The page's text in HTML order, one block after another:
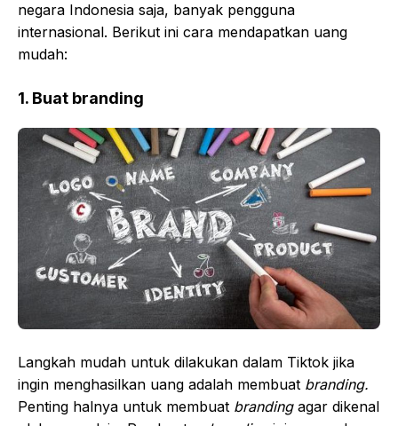
negara Indonesia saja, banyak pengguna
internasional. Berikut ini cara mendapatkan uang
mudah:
1. Buat branding
Langkah mudah untuk dilakukan dalam Tiktok jika
ingin menghasilkan uang adalah membuat branding.
Penting halnya untuk membuat branding agar dikenal